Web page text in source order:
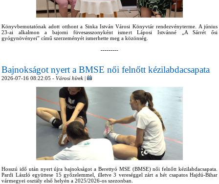
Könyvbemutatónak adott otthont a Sinka István Városi Könyvtár rendezvényterme. A június
23-ai alkalmon a bajomi füvesasszonyként ismert Láposi Istvánné „A Sárrét ősi
gyógynövényei” című szerzeményét ismerhette meg a közönség.
---------
Bajnokságot nyert a BMSE női felnőtt kézilabdacsapata
2026-07-16 08:22:05 - Városi hírek |
Hosszú idő után nyert újra bajnokságot a Berettyó MSE (BMSE) női felnőtt kézilabdacsapata.
Pardi László együttese 15 győzelemmel, illetve 3 vereséggel zárt a hét csapatos Hajdú-Bihar
vármegyei osztály első helyén a 2025/2026-os szezonban.